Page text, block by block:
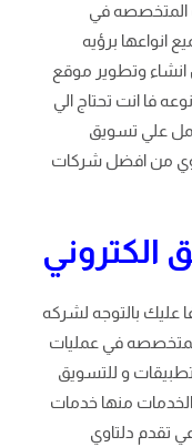
المتخصصه في
انواعها برؤيه
انشاء وتطوير موقع
فا انت تحتاج الي
علي تسويق
من افضل شركات
عليك بالتوجه لشركه
في عمليات
و للتسويق
منها خدمات
تقدم دلتاوي